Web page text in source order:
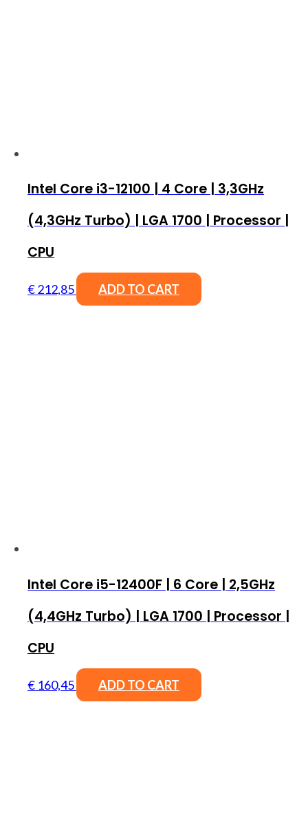
Intel Core i3-12100 | 4 Core | 3,3GHz
(4,3GHz Turbo) | LGA 1700 | Processor |
CPU
€212,85 ADD TO CART
Intel Core i5-12400F | 6 Core | 2,5GHz
(4,4GHz Turbo) | LGA 1700 | Processor |
CPU
€ 160,45 ADD TO CART